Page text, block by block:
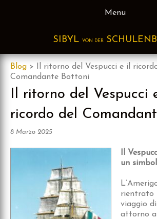
Menu
SIBYL VON DER
Blog >
Il ritorno del Vespucci e il
Comandante Bottoni
Il ritorno del Vespucci
ricordo del
8 Marzo 2025
Il
un
rientrato
viaggio
attorno